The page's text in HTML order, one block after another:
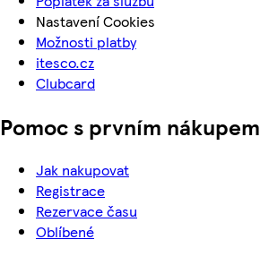
Nastavení Cookies
Možnosti platby
itesco.cz
Clubcard
Pomoc s prvním nákupem
Jak nakupovat
Registrace
Rezervace času
Oblíbené